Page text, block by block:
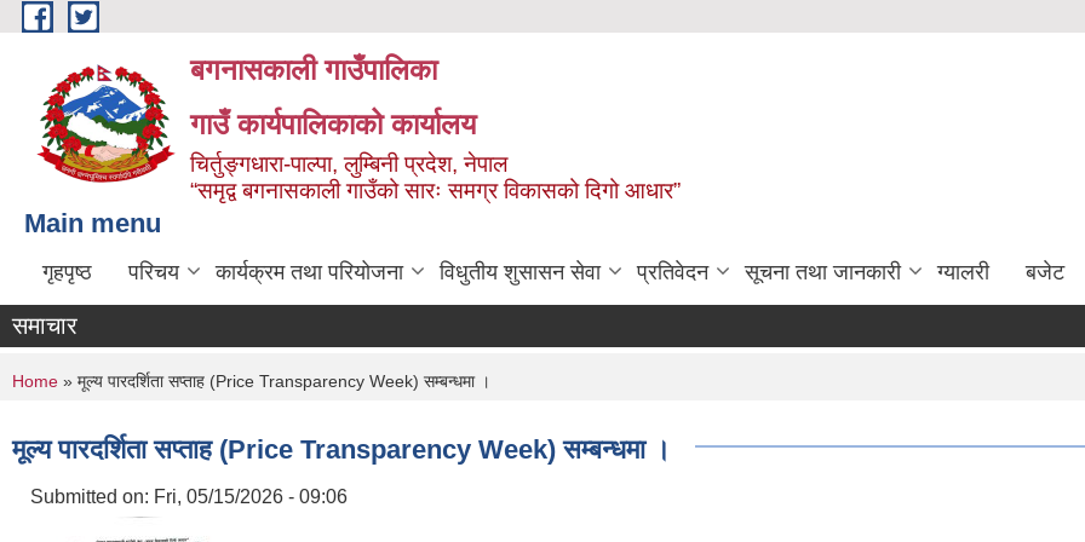
Skip to main content
बगनासकाली गाउँपालिका
गाउँ कार्यपालिकाको कार्यालय
चिर्तुङ्गधारा-पाल्पा, लुम्बिनी प्रदेश, नेपाल
“समृद्व बगनासकाली गाउँको सारः समग्र विकासको दिगो आधार”
Main menu
गृहपृष्ठ परिचय कार्यक्रम तथा परियोजना विधुतीय शुसासन सेवा प्रतिवेदन सूचना तथा जानकारी ग्यालरी बजेट
समाचार
You are here
Home » मूल्य पारदर्शिता सप्ताह (Price Transparency Week) सम्बन्धमा ।
मूल्य पारदर्शिता सप्ताह (Price Transparency Week) सम्बन्धमा ।
Submitted on: Fri, 05/15/2026 - 09:06